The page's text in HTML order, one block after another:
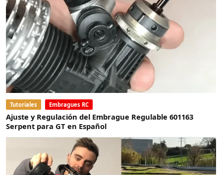
Tutoriales Embragues RC
Ajuste y Regulación del Embrague Regulable 601163
Serpent para GT en Español